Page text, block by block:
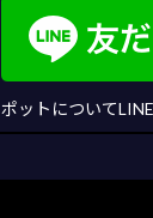
ポットについて